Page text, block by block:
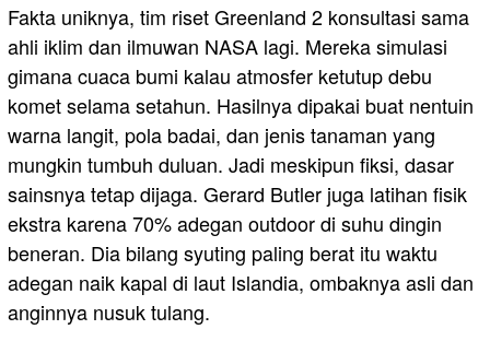
Fakta uniknya, tim riset Greenland 2 konsultasi sama
ahli iklim dan ilmuwan NASA lagi. Mereka simulasi
gimana cuaca bumi kalau atmosfer ketutup debu
komet selama setahun. Hasilnya dipakai buat nentuin
warna langit, pola badai, dan jenis tanaman yang
mungkin tumbuh duluan. Jadi meskipun fiksi, dasar
sainsnya tetap dijaga. Gerard Butler juga latihan fisik
ekstra karena 70% adegan outdoor di suhu dingin
beneran. Dia bilang syuting paling berat itu waktu
adegan naik kapal di laut Islandia, ombaknya asli dan
anginnya nusuk tulang.